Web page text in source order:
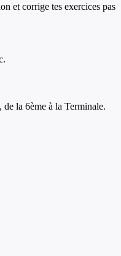
et corrige tes exercices pas
la 6ème à la Terminale.